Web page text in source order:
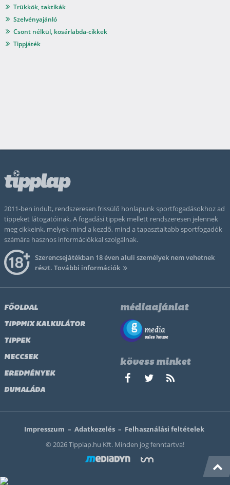
Trükkök, taktikák
Szelvényajánló
Csont nélkül, kosárlabda-cikkek
Tippjáték
2011-ben indult, rendszeresen frissülő honlapunk sportfogadásokhoz ad
tippeket látogatóinak. A fogadási tippek mellett rendszeresen jelennek
meg cikkeink, melyek mind a kezdő, mind a tapasztaltabb sportfogadók
számára hasznos információkkal szolgálnak.
Szerencsejátékban 18 éven aluli személyek nem vehetnek
részt. További információk
FŐOLDAL
TIPPMIX KALKULÁTOR
TIPPEK
MECCSEK
EREDMÉNYEK
DUMALÁDA
médiaajánlat
kövess minket
Impresszum – Adatkezelés – Felhasználási feltételek
© 2026 Tipplap.hu Kft. Minden jog fenntartva!